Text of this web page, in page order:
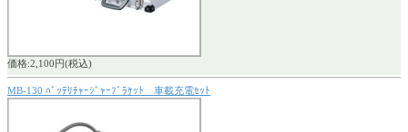
価格:2,100円(税込)
MB-130 ﾊﾞｯﾃﾘﾁｬｰｼﾞｬｰﾌﾞﾗｹｯﾄ 車載充電ｾｯﾄ